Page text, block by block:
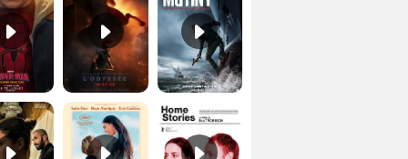
Les Matins merveilleux Bande-annonce VF Home stories Bande-annonce VO STFR